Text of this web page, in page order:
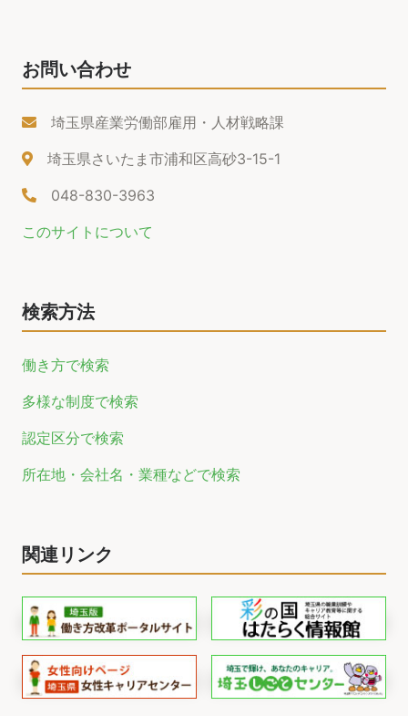
お問い合わせ
埼玉県産業労働部雇用・人材戦略課
埼玉県さいたま市浦和区高砂3-15-1
048-830-3963
このサイトについて
検索方法
働き方で検索
多様な制度で検索
認定区分で検索
所在地・会社名・業種などで検索
関連リンク